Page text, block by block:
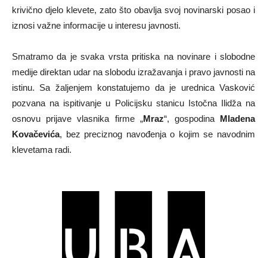
krivično djelo klevete, zato što obavlja svoj novinarski posao i
iznosi važne informacije u interesu javnosti.
Smatramo da je svaka vrsta pritiska na novinare i slobodne
medije direktan udar na slobodu izražavanja i pravo javnosti na
istinu. Sa žaljenjem konstatujemo da je urednica Vasković
pozvana na ispitivanje u Policijsku stanicu Istočna Ilidža na
osnovu prijave vlasnika firme „Mraz“, gospodina Mladena
Kovačevića, bez preciznog navođenja o kojim se navodnim
klevetama radi.